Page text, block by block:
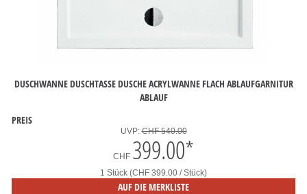
DUSCHWANNE DUSCHTASSE DUSCHE ACRYLWANNE FLACH ABLAUFGARNITUR
ABLAUF
PREIS
UVP:CHF 540.00
CHF 399.00*
1 Stück (CHF 399.00 / Stück)
AUF DIE MERKLISTE